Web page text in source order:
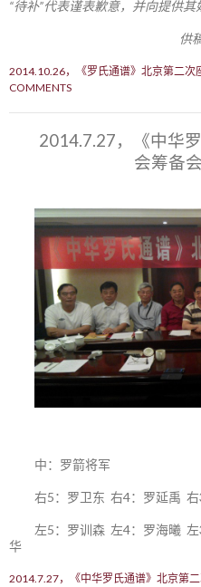
“待补”代表谨表歉意，并向提供其
供
2014.10.26，《罗氏通谱》北京第二次
COMMENTS
2014.7.27，《中华
会筹备
中：罗箭将军
右5：罗卫东 右4：罗延禹
左5：罗训森 左4：罗海曦
华
2014.7.27，《中华罗氏通谱》北京第